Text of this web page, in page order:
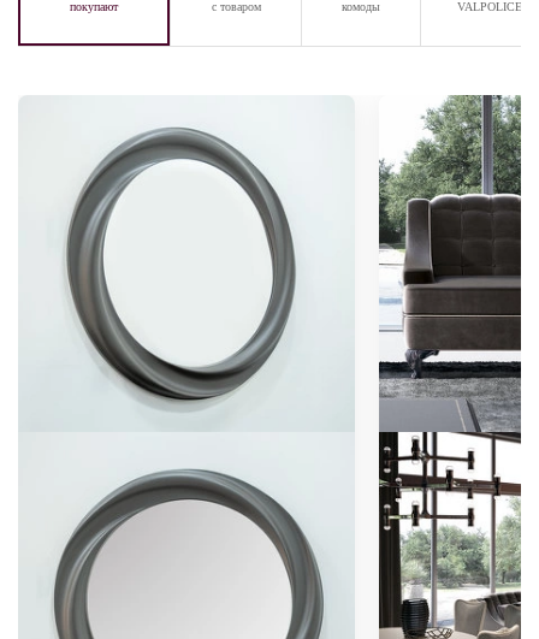
покупают с товаром комоды